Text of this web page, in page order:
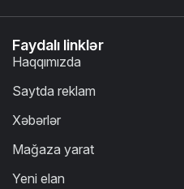
Faydalı linklər
Haqqımızda
Saytda reklam
Xəbərlər
Mağaza yarat
Yeni elan